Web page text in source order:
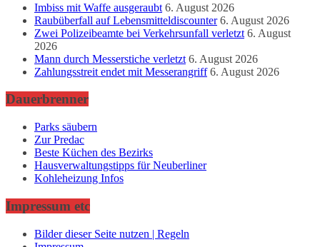
Imbiss mit Waffe ausgeraubt 6. August 2026
Raubüberfall auf Lebensmitteldiscounter 6. August 2026
Zwei Polizeibeamte bei Verkehrsunfall verletzt 6. August
2026
Mann durch Messerstiche verletzt 6. August 2026
Zahlungsstreit endet mit Messerangriff 6. August 2026
Dauerbrenner
Parks säubern
Zur Predac
Beste Küchen des Bezirks
Hausverwaltungstipps für Neuberliner
Kohleheizung Infos
Impressum etc
Bilder dieser Seite nutzen | Regeln